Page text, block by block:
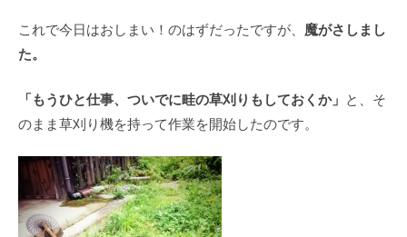
これで今日はおしまい！のはずだったですが、 魔がさしまし
た。
「もうひと仕事、ついでに畦の草刈りもしておくか」 と、そ
のまま草刈り機を持って作業を開始したのです。